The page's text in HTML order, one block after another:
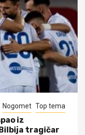
Nogomet Top tema
iz
tragičar